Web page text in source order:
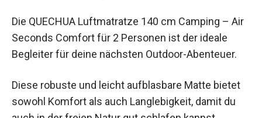
Air Seconds Comfort für 2 Personen ist der
ideale Begleiter für deine nächsten Outdoor-
Abenteuer.
Diese robuste und leicht aufblasbare Matte bietet
sowohl Komfort als auch Langlebigkeit, damit du